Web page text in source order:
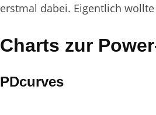
erstmal dabei. Eigentlich
Charts zur
PDcurves